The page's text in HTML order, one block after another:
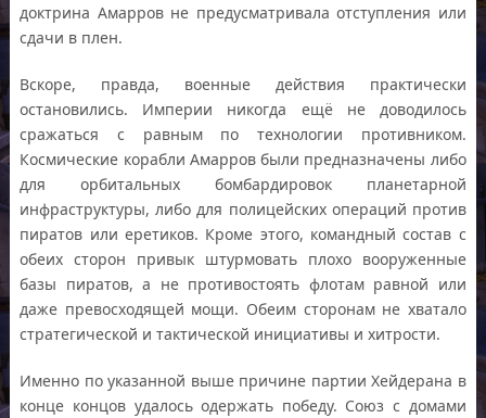
доктрина Амарров не предусматривала отступления или
сдачи в плен.
Вскоре, правда, военные действия практически
остановились. Империи никогда ещё не доводилось
сражаться с равным по технологии противником.
Космические корабли Амарров были предназначены либо
для орбитальных бомбардировок планетарной
инфраструктуры, либо для полицейских операций против
пиратов или еретиков. Кроме этого, командный состав с
обеих сторон привык штурмовать плохо вооруженные
базы пиратов, а не противостоять флотам равной или
даже превосходящей мощи. Обеим сторонам не хватало
стратегической и тактической инициативы и хитрости.
Именно по указанной выше причине партии Хейдерана в
конце концов удалось одержать победу. Союз с домами